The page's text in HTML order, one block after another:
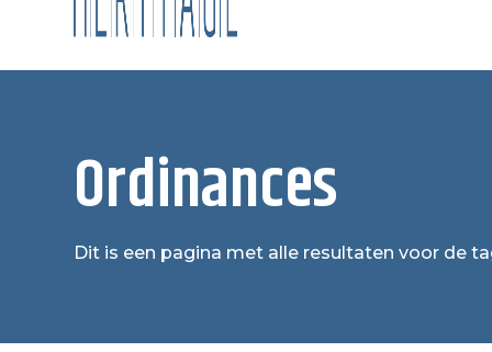
Ordinances
Dit is een pagina met alle resultaten voor de